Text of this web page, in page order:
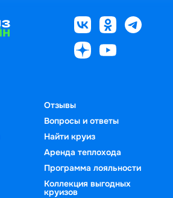
Отзывы
Вопросы и ответы
Найти круиз
Аренда теплохода
Программа лояльности
Коллекция выгодных
круизов